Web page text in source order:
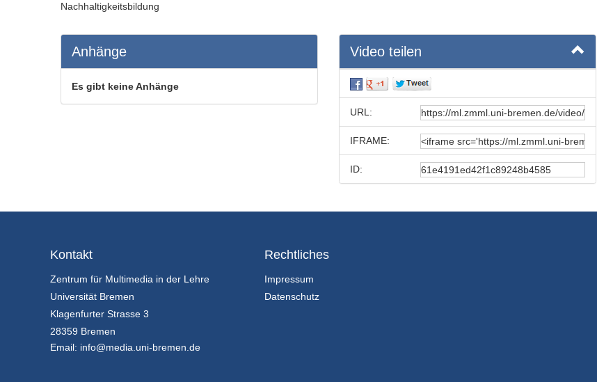
Nachhaltigkeitsbildung
Anhänge
Es gibt keine Anhänge
Video teilen
URL:
IFRAME:
ID:
Kontakt
Zentrum für Multimedia in der Lehre
Universität Bremen
Klagenfurter Strasse 3
28359 Bremen
Email: info@media.uni-bremen.de
Rechtliches
Impressum
Datenschutz